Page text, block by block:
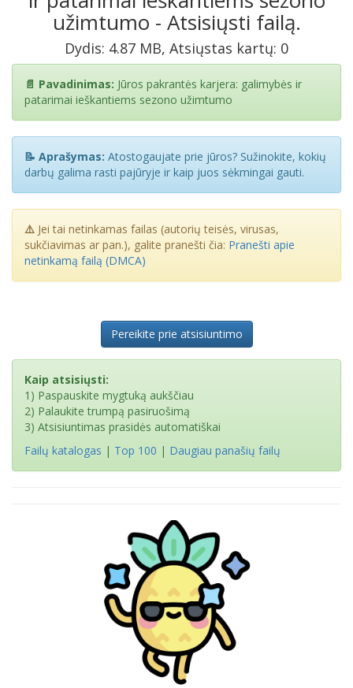
užimtumo - Atsisiųsti failą.
Dydis: 4.87 MB, Atsiųstas kartų: 0
📄 Pavadinimas: Jūros pakrantės karjera: galimybės ir
patarimai ieškantiems sezono užimtumo
📝 Aprašymas: Atostogaujate prie jūros? Sužinokite, kokių
darbų galima rasti pajūryje ir kaip juos sėkmingai gauti.
⚠️ Jei tai netinkamas failas (autorių teisės, virusas,
sukčiavimas ar pan.), galite pranešti čia: Pranešti apie
netinkamą failą (DMCA)
Pereikite prie atsisiuntimo
Kaip atsisiųsti:
1) Paspauskite mygtuką aukščiau
2) Palaukite trumpą pasiruošimą
3) Atsisiuntimas prasidės automatiškai
Failų katalogas | Top 100 | Daugiau panašių failų